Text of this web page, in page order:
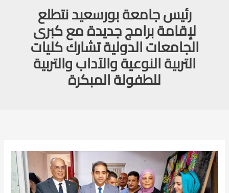
رئيس جامعة بورسعيد نتطلع
لإقامة برامج جديدة مع كبرى
الجامعات الدولية تشارك كليات
التربية النوعية والآداب والتربية
للطفولة المبكرة